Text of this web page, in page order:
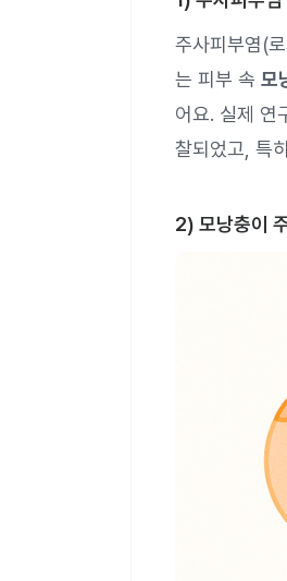
주사피부염(
는 피부 속 모
어요. 실제 연
찰되었고, 특
2) 모낭충이